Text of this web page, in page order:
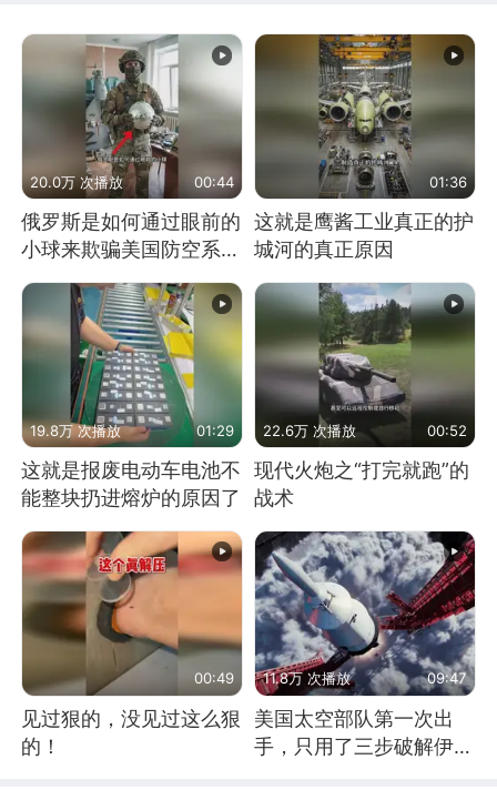
20.0万 次播放 00:44
俄罗斯是如何通过眼前的
小球来欺骗美国防空系统
的
01:36
这就是鹰酱工业真正的护
城河的真正原因
19.8万 次播放 01:29
这就是报废电动车电池不
能整块扔进熔炉的原因了
22.6万 次播放 00:52
现代火炮之“打完就跑”的
战术
00:49
见过狠的，没见过这么狠
的！
11.8万 次播放 09:47
美国太空部队第一次出
手，只用了三步破解伊朗